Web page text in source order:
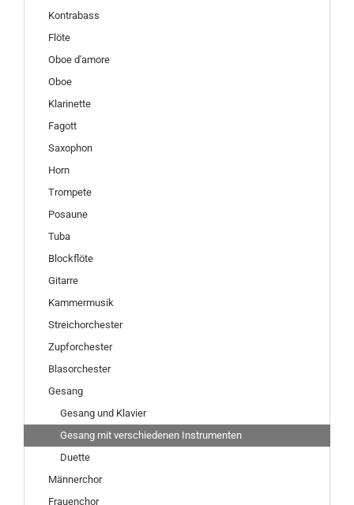
Kontrabass
Flöte
Oboe d'amore
Oboe
Klarinette
Fagott
Saxophon
Horn
Trompete
Posaune
Tuba
Blockflöte
Gitarre
Kammermusik
Streichorchester
Zupforchester
Blasorchester
Gesang
Gesang und Klavier
Gesang mit verschiedenen Instrumenten
Duette
Männerchor
Frauenchor